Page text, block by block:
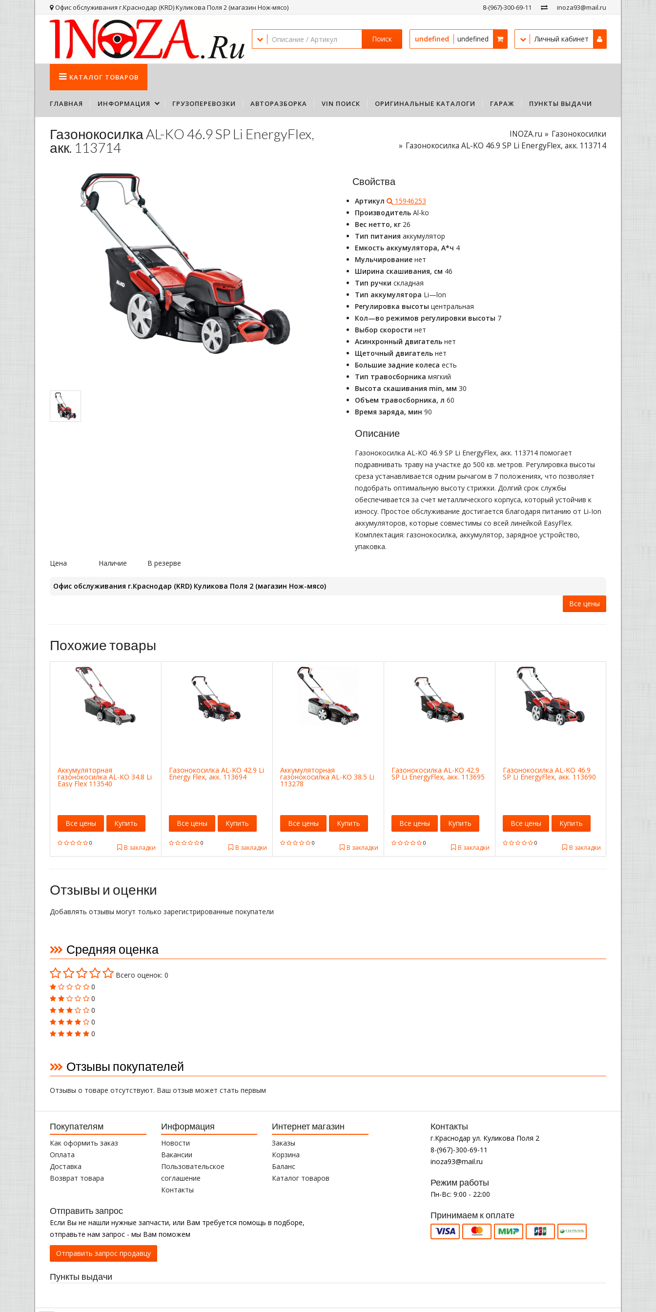
Офис обслуживания г.Краснодар (KRD) Куликова Поля 2 (магазин Нож-мясо) 8-(967)-300-69-11 inoza93@mail.ru
Поиск undefined undefined Личный кабинет
КАТАЛОГ ТОВАРОВ
ГЛАВНАЯ ИНФОРМАЦИЯ ГРУЗОПЕРЕВОЗКИ АВТОРАЗБОРКА VIN ПОИСК ОРИГИНАЛЬНЫЕ КАТАЛОГИ ГАРАЖ ПУНКТЫ ВЫДАЧИ
Газонокосилка AL-KO 46.9 SP Li EnergyFlex,
акк. 113714
INOZA.ru
Газонокосилки
Газонокосилка AL-KO 46.9 SP Li EnergyFlex, акк. 113714
Свойства
Артикул
15946253
Производитель Al-ko
Вес нетто, кг 26
Тип питания аккумулятор
Емкость аккумулятора, А*ч 4
Мульчирование нет
Ширина скашивания, см 46
Тип ручки складная
Тип аккумулятора Li—lon
Регулировка высоты центральная
Кол—во режимов регулировки высоты 7
Выбор скорости нет
Асинхронный двигатель нет
Щеточный двигатель нет
Большие задние колеса есть
Тип травосборника мягкий
Высота скашивания min, мм 30
Объем травосборника, л 60
Время заряда, мин 90
Описание
Газонокосилка AL-KO 46.9 SP Li EnergyFlex, акк. 113714 помогает
подравнивать траву на участке до 500 кв. метров. Регулировка высоты
среза устанавливается одним рычагом в 7 положениях, что позволяет
подобрать оптимальную высоту стрижки. Долгий срок службы
обеспечивается за счет металлического корпуса, который устойчив к
износу. Простое обслуживание достигается благодаря питанию от Li-Ion
аккумуляторов, которые совместимы со всей линейкой EasyFlex.
Комплектация: газонокосилка, аккумулятор, зарядное устройство,
упаковка.
Цена
Наличие В резерве
Офис обслуживания г.Краснодар (KRD) Куликова Поля 2 (магазин Нож-мясо)
Все цены
Похожие товары
Аккумуляторная
газонокосилка AL-KO 34.8 Li
Easy Flex 113540
0
В закладки
Все цены Купить
Газонокосилка AL-KO 42.9 Li
Energy Flex, акк. 113694
0
В закладки
Все цены Купить
Аккумуляторная
газонокосилка AL-KO 38.5 Li
113278
0
В закладки
Все цены Купить
Газонокосилка AL-KO 42.9
SP Li EnergyFlex, акк. 113695
0
В закладки
Все цены Купить
Газонокосилка AL-KO 46.9
SP Li EnergyFlex, акк. 113690
0
В закладки
Все цены Купить
Отзывы и оценки
Добавлять отзывы могут только зарегистрированные покупатели
Средняя оценка
Всего оценок: 0
0
0
0
0
0
Отзывы покупателей
Отзывы о товаре отсутствуют. Ваш отзыв может стать первым
Покупателям
Как оформить заказ
Оплата
Доставка
Возврат товара
Информация
Новости
Вакансии
Пользовательское
соглашение
Контакты
Интернет магазин
Заказы
Корзина
Баланс
Каталог товаров
Отправить запрос
Если Вы не нашли нужные запчасти, или Вам требуется помощь в подборе,
отправьте нам запрос - мы Вам поможем
Отправить запрос продавцу
Контакты
г.Краснодар ул. Куликова Поля 2
8-(967)-300-69-11
inoza93@mail.ru
Режим работы
Пн-Вс: 9:00 - 22:00
Принимаем к оплате
Пункты выдачи